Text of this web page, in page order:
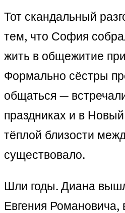
Тот скандальный
тем, что София
жить в общежитие
Формально сёстры
общаться —
праздниках и в
тёплой близости
существовало.
Шли годы. Диана
Евгения Романовича,